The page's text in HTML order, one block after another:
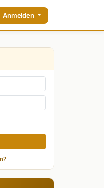
Anmelden